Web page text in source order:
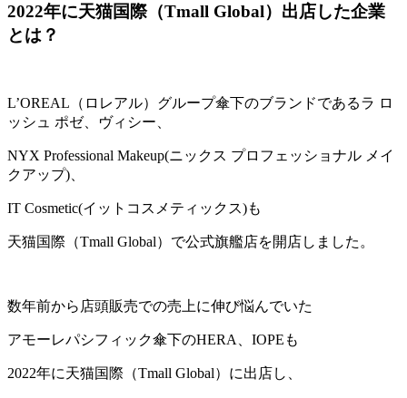
2022年に天猫国際（Tmall Global）出店した企業
とは？
L’OREAL（ロレアル）グループ傘下のブランドであるラ ロ
ッシュ ポゼ、ヴィシー、
NYX Professional Makeup(ニックス プロフェッショナル メイ
クアップ)、
IT Cosmetic(イットコスメティックス)も
天猫国際（Tmall Global）で公式旗艦店を開店しました。
数年前から店頭販売での売上に伸び悩んでいた
アモーレパシフィック傘下のHERA、IOPEも
2022年に天猫国際（Tmall Global）に出店し、